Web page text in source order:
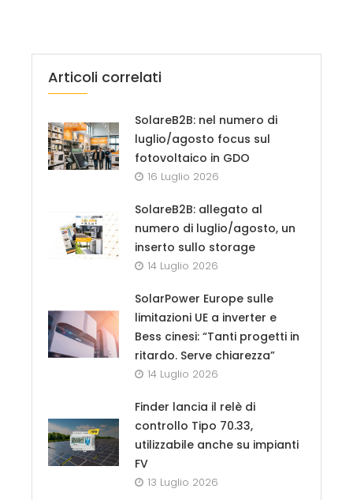
Articoli correlati
SolareB2B: nel numero di
luglio/agosto focus sul
fotovoltaico in GDO
16 Luglio 2026
SolareB2B: allegato al
numero di luglio/agosto, un
inserto sullo storage
14 Luglio 2026
SolarPower Europe sulle
limitazioni UE a inverter e
Bess cinesi: “Tanti progetti in
ritardo. Serve chiarezza”
14 Luglio 2026
Finder lancia il relè di
controllo Tipo 70.33,
utilizzabile anche su impianti
FV
13 Luglio 2026